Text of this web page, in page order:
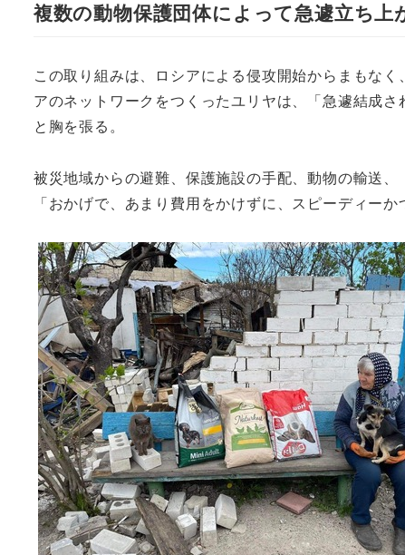
複数の動物保護団体によって急遽立ち
この取り組みは、ロシアによる侵攻開始からまもな
アのネットワークをつくったユリヤは、「急遽結成
と胸を張る。
被災地域からの避難、保護施設の手配、動物の輸送
「おかげで、あまり費用をかけずに、スピーディー